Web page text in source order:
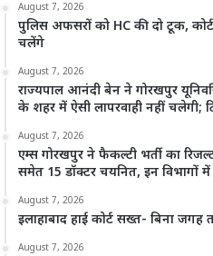
August 7, 2026
पुलिस अफसरों को HC की दो टूक,
चलेंगे
August 7, 2026
राज्यपाल आनंदी बेन ने गोरखपुर
के शहर में ऐसी लापरवाही नहीं चलेगी;
August 7, 2026
एम्स गोरखपुर ने फैकल्टी भर्ती का
समेत 15 डॉक्टर चयनित, इन विभागों में
August 7, 2026
इलाहाबाद हाई कोर्ट सख्त- बिना
August 7, 2026